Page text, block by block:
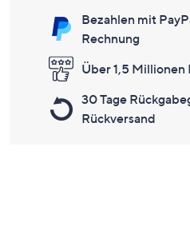
Bezahlen mit
Rechnung
Über 1,5
30 Tage
Rückversand